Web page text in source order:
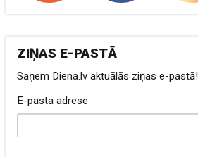
ZIŅAS E-PASTĀ
Saņem Diena.lv aktuālās ziņas e-pastā!
E-pasta adrese